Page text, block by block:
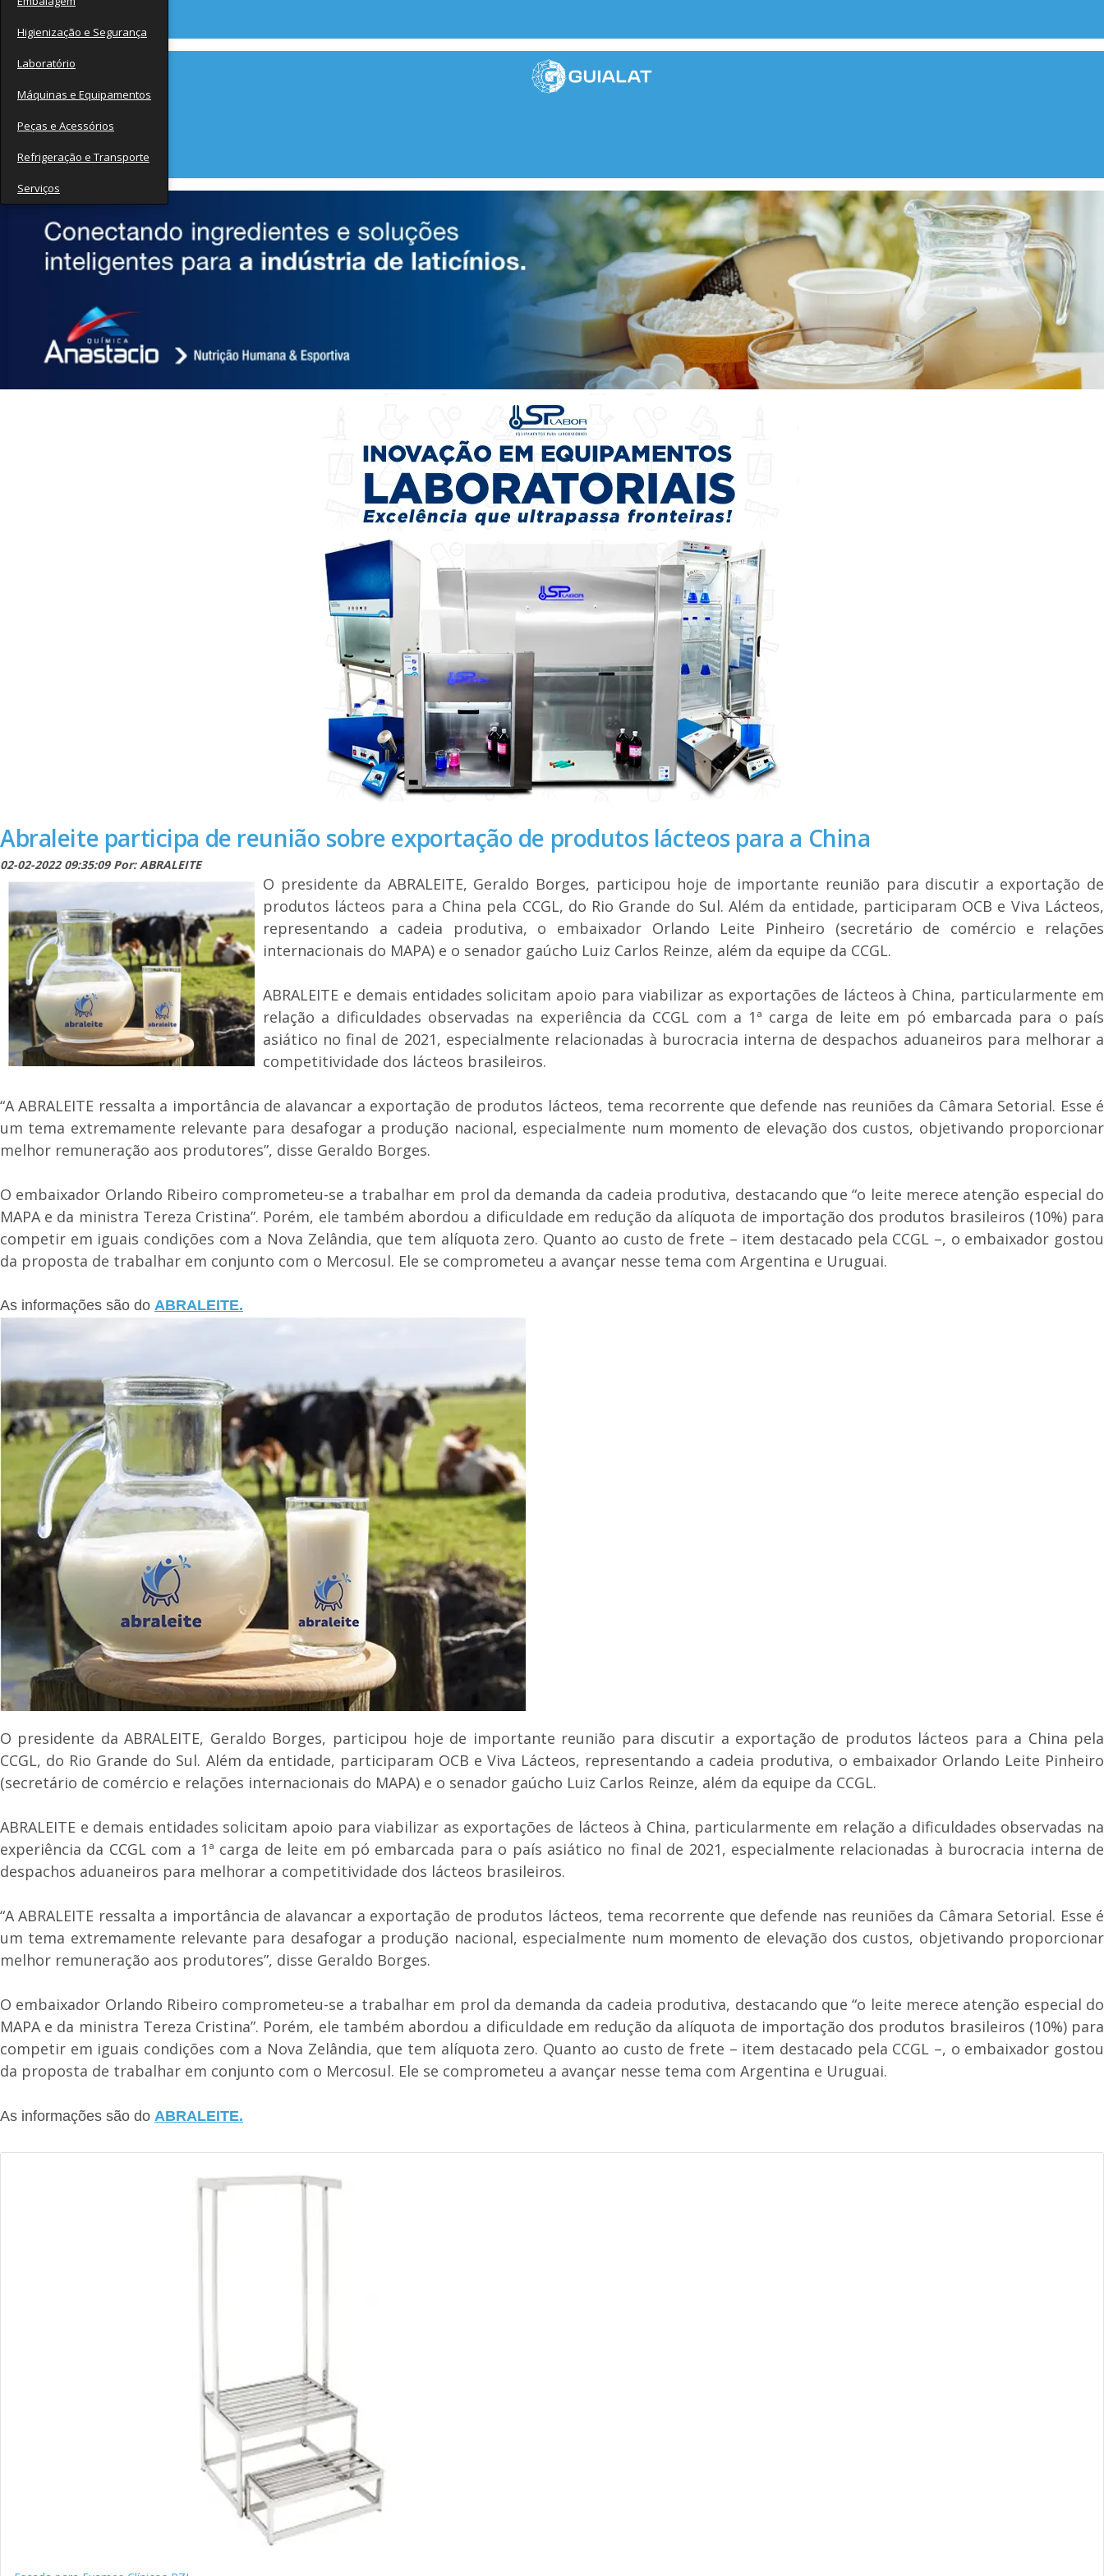
Higienização e Segurança
Laboratório
Máquinas e Equipamentos
Peças e Acessórios
Refrigeração e Transporte
Serviços
Abraleite participa de reunião sobre exportação de produtos lácteos para a China
02-02-2022 09:35:09 Por: ABRALEITE
O presidente da ABRALEITE, Geraldo Borges, participou hoje de importante reunião para discutir a exportação de
produtos lácteos para a China pela CCGL, do Rio Grande do Sul. Além da entidade, participaram OCB e Viva Lácteos,
representando a cadeia produtiva, o embaixador Orlando Leite Pinheiro (secretário de comércio e relações
internacionais do MAPA) e o senador gaúcho Luiz Carlos Reinze, além da equipe da CCGL.
ABRALEITE e demais entidades solicitam apoio para viabilizar as exportações de lácteos à China, particularmente em
relação a dificuldades observadas na experiência da CCGL com a 1ª carga de leite em pó embarcada para o país
asiático no final de 2021, especialmente relacionadas à burocracia interna de despachos aduaneiros para melhorar a
competitividade dos lácteos brasileiros.
“A ABRALEITE ressalta a importância de alavancar a exportação de produtos lácteos, tema recorrente que defende nas reuniões da Câmara Setorial. Esse é
um tema extremamente relevante para desafogar a produção nacional, especialmente num momento de elevação dos custos, objetivando proporcionar
melhor remuneração aos produtores”, disse Geraldo Borges.
O embaixador Orlando Ribeiro comprometeu-se a trabalhar em prol da demanda da cadeia produtiva, destacando que “o leite merece atenção especial do
MAPA e da ministra Tereza Cristina”. Porém, ele também abordou a dificuldade em redução da alíquota de importação dos produtos brasileiros (10%) para
competir em iguais condições com a Nova Zelândia, que tem alíquota zero. Quanto ao custo de frete – item destacado pela CCGL –, o embaixador gostou
da proposta de trabalhar em conjunto com o Mercosul. Ele se comprometeu a avançar nesse tema com Argentina e Uruguai.
As informações são do ABRALEITE.
O presidente da ABRALEITE, Geraldo Borges, participou hoje de importante reunião para discutir a exportação de produtos lácteos para a China pela
CCGL, do Rio Grande do Sul. Além da entidade, participaram OCB e Viva Lácteos, representando a cadeia produtiva, o embaixador Orlando Leite Pinheiro
(secretário de comércio e relações internacionais do MAPA) e o senador gaúcho Luiz Carlos Reinze, além da equipe da CCGL.
ABRALEITE e demais entidades solicitam apoio para viabilizar as exportações de lácteos à China, particularmente em relação a dificuldades observadas na
experiência da CCGL com a 1ª carga de leite em pó embarcada para o país asiático no final de 2021, especialmente relacionadas à burocracia interna de
despachos aduaneiros para melhorar a competitividade dos lácteos brasileiros.
“A ABRALEITE ressalta a importância de alavancar a exportação de produtos lácteos, tema recorrente que defende nas reuniões da Câmara Setorial. Esse é
um tema extremamente relevante para desafogar a produção nacional, especialmente num momento de elevação dos custos, objetivando proporcionar
melhor remuneração aos produtores”, disse Geraldo Borges.
O embaixador Orlando Ribeiro comprometeu-se a trabalhar em prol da demanda da cadeia produtiva, destacando que “o leite merece atenção especial do
MAPA e da ministra Tereza Cristina”. Porém, ele também abordou a dificuldade em redução da alíquota de importação dos produtos brasileiros (10%) para
competir em iguais condições com a Nova Zelândia, que tem alíquota zero. Quanto ao custo de frete – item destacado pela CCGL –, o embaixador gostou
da proposta de trabalhar em conjunto com o Mercosul. Ele se comprometeu a avançar nesse tema com Argentina e Uruguai.
As informações são do ABRALEITE.